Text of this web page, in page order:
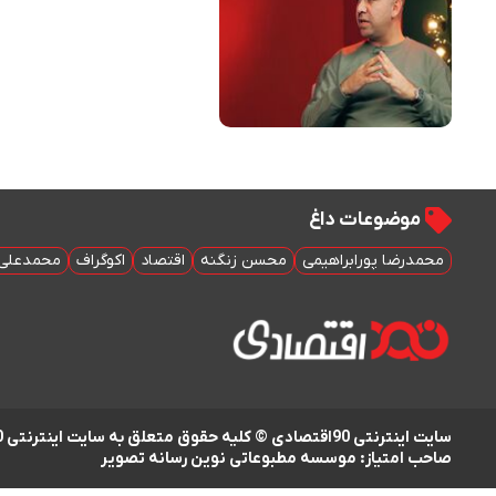
موضوعات داغ
محمدرضا پورابراهیمی محسن زنگنه اقتصاد اکوگراف
سایت اینترنتی 90اقتصادی © کلیه حقوق متعلق به سایت اینترنتی 90اقتصادی است
صاحب امتیاز: موسسه مطبوعاتی نوین رسانه تصویر